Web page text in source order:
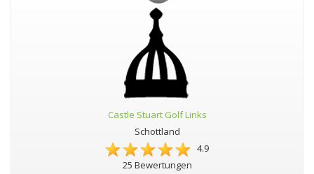
Castle Stuart Golf Links
Schottland
4.9
25 Bewertungen